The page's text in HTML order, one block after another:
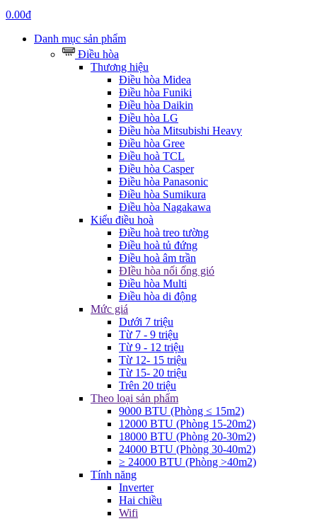
0.00đ
Danh mục sản phẩm
Điều hòa
Thương hiệu
Điều hòa Midea
Điều hòa Funiki
Điều hòa Daikin
Điều hòa LG
Điều hòa Mitsubishi Heavy
Điều hòa Gree
Điều hoà TCL
Điều hòa Casper
Điều hòa Panasonic
Điều hòa Sumikura
Điều hòa Nagakawa
Kiểu điều hoà
Điều hoà treo tường
Điều hoà tủ đứng
Điều hoà âm trần
ĐIều hòa nối ống gió
Điều hòa Multi
Điều hòa di động
Mức giá
Dưới 7 triệu
Từ 7 - 9 triệu
Từ 9 - 12 triệu
Từ 12- 15 triệu
Từ 15- 20 triệu
Trên 20 triệu
Theo loại sản phẩm
9000 BTU (Phòng ≤ 15m2)
12000 BTU (Phòng 15-20m2)
18000 BTU (Phòng 20-30m2)
24000 BTU (Phòng 30-40m2)
≥ 24000 BTU (Phòng >40m2)
Tính năng
Inverter
Hai chiều
Wifi